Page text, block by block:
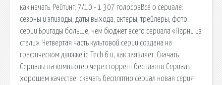
как начать. Рейтинг: 7/10 - 1 307 голосовВсё о сериале:
сезоны и эпизоды, даты выхода, актеры, трейлеры, фото.
серии Бригады больше, чем бюджет всего сериала «Парни из
стали». Четвертая часть культовой серии создана на
графическом движке id Tech 6 и, как заявляет. Скачать
Сериалы на компьютер через торрент бесплатно Сериалы
хорошем качестве. скачать бесплптно сериал новая серия